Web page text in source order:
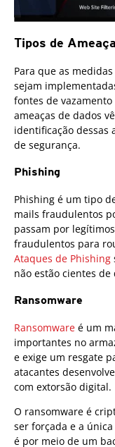
Tipos de
Para que as
sejam
fontes de
ameaças de dados
identificação dessas
de segurança.
Phishing
Phishing é um tipo
mails fraudulentos
passam por
fraudulentos para
Ataques de Phishing
não estão cientes
Ransomware
Ransomware é um
importantes no
e exige um resgate
atacantes
com extorsão digital.
O ransomware é
ser forçada e a
é por meio de um